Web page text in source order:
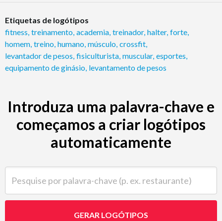
Etiquetas de logótipos
fitness treinamento academia treinador, halter, forte
homem treino humano músculo crossfit
levantador de pesos fisiculturista muscular, esportes
equipamento de ginásio levantamento de pesos
Introduza uma palavra-chave e
começamos a criar logótipos
automaticamente
GERAR LOGÓTIPOS